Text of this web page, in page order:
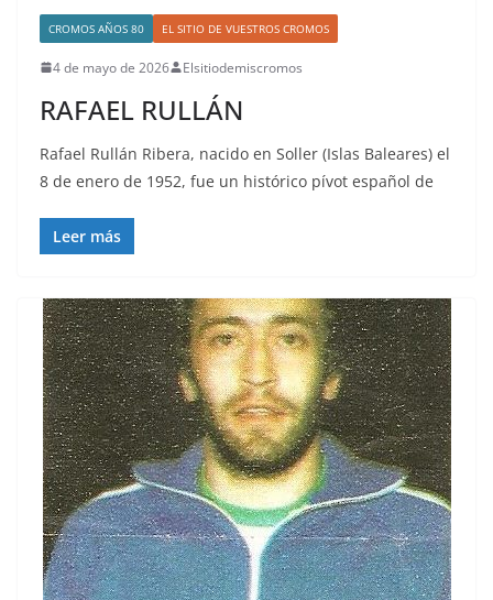
CROMOS AÑOS 80 EL SITIO DE VUESTROS CROMOS
4 de mayo de 2026 Elsitiodemiscromos
RAFAEL RULLÁN
Rafael Rullán Ribera, nacido en Soller (Islas Baleares) el
8 de enero de 1952, fue un histórico pívot español de
Leer más